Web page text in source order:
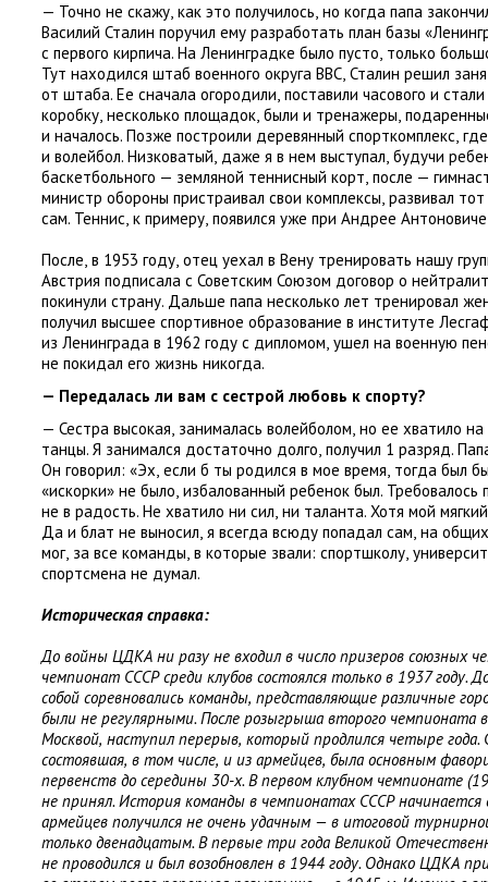
— Точно не скажу, как это получилось, но когда папа
Василий Сталин поручил ему разработать план базы «
с первого кирпича. На Ленинградке было пусто, только
Тут находился штаб военного округа ВВС, Сталин решил
от штаба. Ее сначала огородили, поставили часового и
коробку, несколько площадок, были и тренажеры,
и началось. Позже построили деревянный спорткомплекс,
и волейбол. Низковатый, даже я в нем выступал, будучи
баскетбольного — земляной теннисный корт, после —
министр обороны пристраивал свои комплексы, развивал
сам. Теннис, к примеру, появился уже при Андрее Антоновиче
После, в 1953 году, отец уехал в Вену тренировать нашу
Австрия подписала с Советским Союзом договор о
покинули страну. Дальше папа несколько лет тренировал
получил высшее спортивное образование в институте
из Ленинграда в 1962 году с дипломом, ушел на военную
не покидал его жизнь никогда.
— Передалась ли вам с сестрой любовь к спорту?
— Сестра высокая, занималась волейболом, но ее хватило
танцы. Я занимался достаточно долго, получил 1 разряд.
Он говорил: «Эх, если б ты родился в мое время, тогда был
«искорки» не было, избалованный ребенок был. Требовалось
не в радость. Не хватило ни сил, ни таланта. Хотя мой
Да и блат не выносил, я всегда всюду попадал сам, на общих
мог, за все команды, в которые звали: спортшколу,
спортсмена не думал.
Историческая справка:
До войны ЦДКА ни разу не входил в число призеров союзных
чемпионат СССР среди клубов состоялся только в 1937 году.
собой соревновались команды, представляющие различные
были не регулярными. После розыгрыша второго чемпионата
Москвой, наступил перерыв, который продлился четыре года.
состоявшая, в том числе, и из армейцев, была основным
первенств до середины 30-х. В первом клубном чемпионате (
не принял. История команды в чемпионатах СССР начинается
армейцев получился не очень удачным — в итоговой
только двенадцатым. В первые три года Великой
не проводился и был возобновлен в 1944 году. Однако ЦДКА